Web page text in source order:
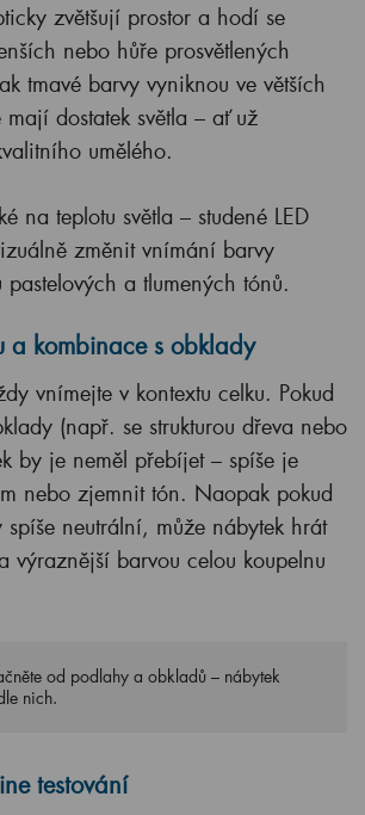
zvětšují prostor a hodí se
nebo hůře prosvětlených
tmavé barvy vyniknou ve větších
mají dostatek světla – ať už
umělého.
na teplotu světla – studené LED
změnit vnímání barvy
pastelových a tlumených tónů.
a kombinace s obklady
vnímejte v kontextu celku. Pokud
(např. se strukturou dřeva nebo
by je neměl přebíjet – spíše je
nebo zjemnit tón. Naopak pokud
neutrální, může nábytek hrát
výraznější barvou celou koupelnu
od podlahy a obkladů – nábytek
nich.
testování